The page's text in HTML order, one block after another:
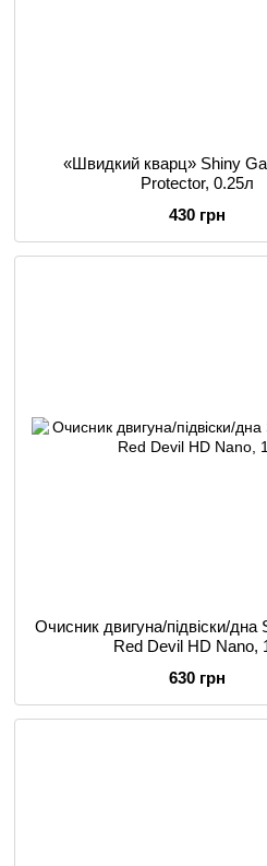
«Швидкий кварц» Shiny
Protector, 0.25л
430 грн
Очисник двигуна/підвіски/дна
Red Devil HD Nano,
630 грн